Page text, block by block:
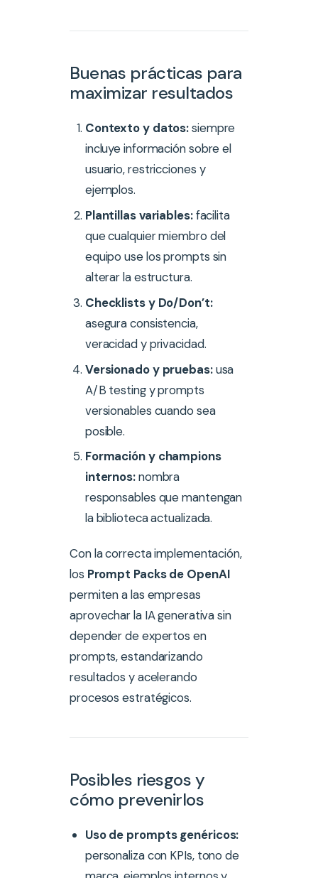
Buenas prácticas para
maximizar resultados
Contexto y datos:siempre
incluye información sobre el
usuario, restricciones y
ejemplos.
Plantillas variables:facilita
que cualquier miembro del
equipo use los prompts sin
alterar la estructura.
Checklists y Do/Don’t:
asegura consistencia,
veracidad y privacidad.
Versionado y pruebas:usa
A/B testing y prompts
versionables cuando sea
posible.
Formación y champions
internos:nombra
responsables que mantengan
la biblioteca actualizada.
Con la correcta implementación,
los Prompt Packs de OpenAI
permiten a las empresas
aprovechar la IA generativa sin
depender de expertos en
prompts, estandarizando
resultados y acelerando
procesos estratégicos.
Posibles riesgos y
cómo prevenirlos
Uso de prompts genéricos:
personaliza con KPIs, tono de